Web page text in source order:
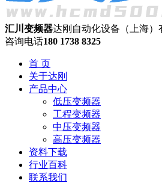
汇川变频器达刚自动化设备（上海）
咨询电话180 1738 8325
首 页
关于达刚
产品中心
低压变频器
工程变频器
中压变频器
高压变频器
资料下载
行业百科
联系我们